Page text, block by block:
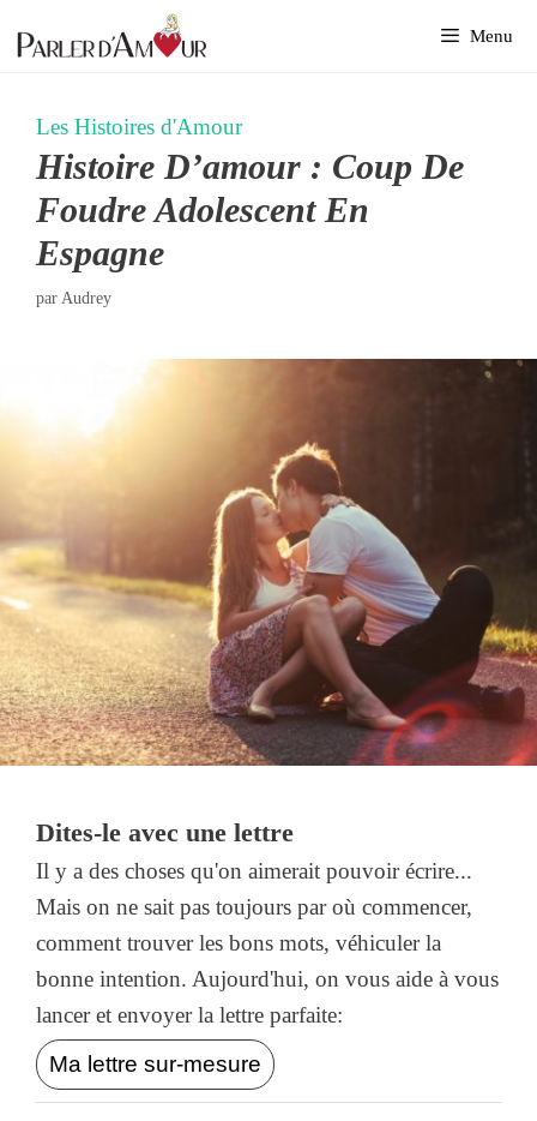
au
Menu
Les Histoires d'Amour
Histoire D’amour : Coup De
Foudre Adolescent En
Espagne
par Audrey
Dites-le avec une lettre
Il y a des choses qu'on aimerait pouvoir écrire...
Mais on ne sait pas toujours par où commencer,
comment trouver les bons mots, véhiculer la
bonne intention. Aujourd'hui, on vous aide à vous
lancer et envoyer la lettre parfaite:
Ma lettre sur-mesure